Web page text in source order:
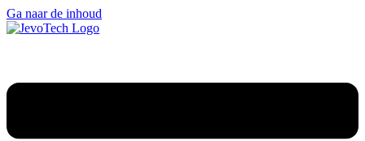
Ga naar de inhoud